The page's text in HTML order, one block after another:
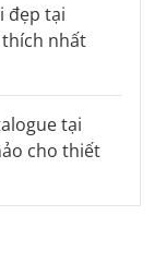
đẹp tại
nhất
tại
cho thiết